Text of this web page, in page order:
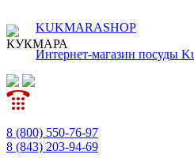
KUKMARASHOP
Интернет-магазин посуды
8 (800) 550-76-97
8 (843) 203-94-69